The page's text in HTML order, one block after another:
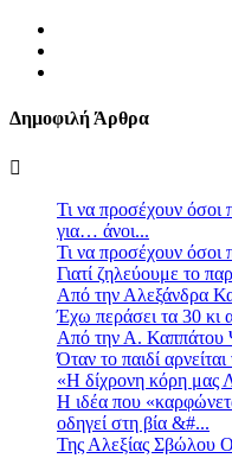
Δημοφιλή Άρθρα
Τι να προσέχουν όσοι
για… άνοι...
Τι να προσέχουν όσοι
Γιατί ζηλεύουμε το
Από την Αλεξάνδρα
Έχω περάσει τα 30 κι
Από την Α. Καππάτου
Όταν το παιδί
«Η δίχρονη κόρη μας
Η ιδέα που
οδηγεί στη βία &#...
Της Αλεξίας Σβώλου